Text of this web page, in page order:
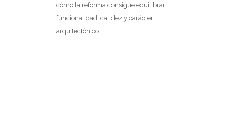
cómo la reforma consigue equilibrar
funcionalidad, calidez y carácter
arquitectónico.